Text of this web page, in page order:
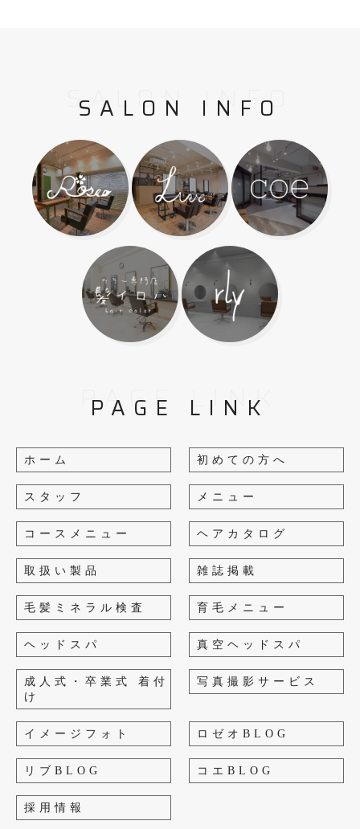
SALON INFO
SALON INFO
PAGE LINK
PAGE LINK
ホーム 初めての方へ
スタッフ メニュー
コースメニュー ヘアカタログ
取扱い製品 雑誌掲載
毛髪ミネラル検査 育毛メニュー
ヘッドスパ 真空ヘッドスパ
成人式・卒業式 着付
け
写真撮影サービス
イメージフォト ロゼオBLOG
リブBLOG コエBLOG
採用情報